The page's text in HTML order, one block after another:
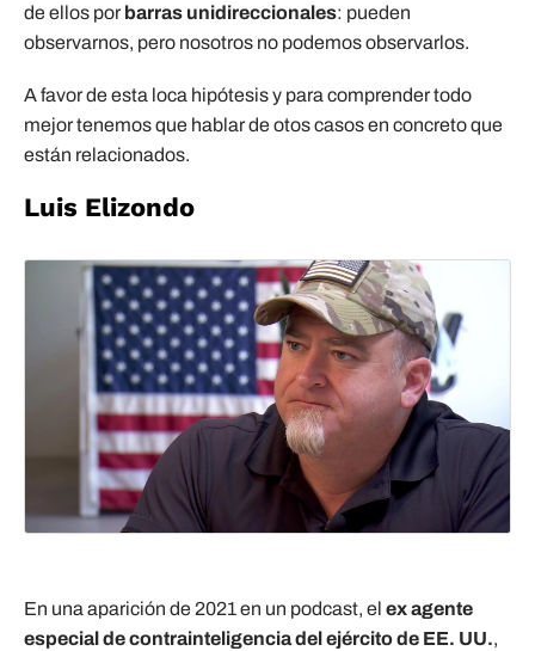
de ellos por barras unidireccionales: pueden
observarnos, pero nosotros no podemos observarlos.
A favor de esta loca hipótesis y para comprender todo
mejor tenemos que hablar de otos casos en concreto que
están relacionados.
Luis Elizondo
En una aparición de 2021 en un podcast, el ex agente
especial de contrainteligencia del ejército de EE. UU.,